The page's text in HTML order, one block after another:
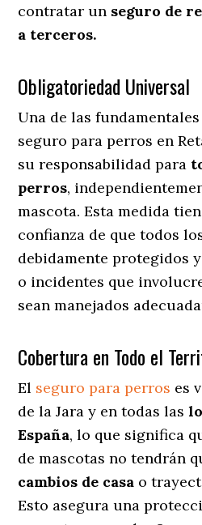
contratar un seguro de
a terceros.
Obligatoriedad Universal
Una de las
seguro para perros en
su responsabilidad para
perros,
mascota. Esta medida
confianza de que todos
debidamente protegidos
o incidentes que
sean manejados
Cobertura en Todo el
El seguro para perros es
de la Jara y en todas las
España, lo que significa
de mascotas no tendrán
cambios de casa o
Esto asegura una